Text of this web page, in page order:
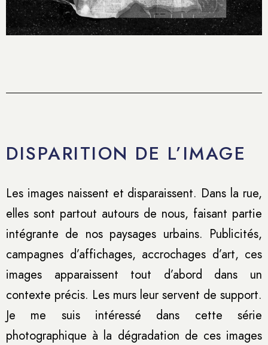
DISPARITION DE L’IMAGE
Les images naissent et disparaissent. Dans la rue,
elles sont partout autours de nous, faisant partie
intégrante de nos paysages urbains. Publicités,
campagnes d’affichages, accrochages d’art, ces
images apparaissent tout d’abord dans un
contexte précis. Les murs leur servent de support.
Je me suis intéressé dans cette série
photographique à la dégradation de ces images